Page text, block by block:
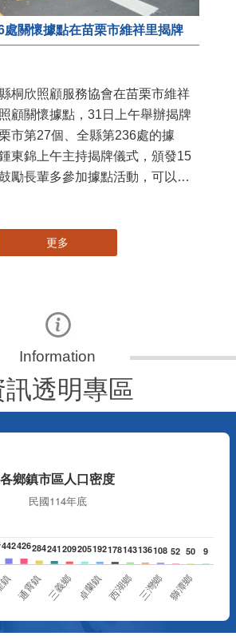
處關懷據點在苗栗市維祥里揭牌
桐欣照顧服務協會在苗栗市維祥
顧關懷據點，31日上午舉辦揭牌
市第27個、全縣第236處的據
東錦上午主持揭牌儀式，頒發15
勵長輩多參加據點活動，可以更
更多
訊透明專區